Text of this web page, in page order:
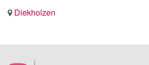
Diekholzen